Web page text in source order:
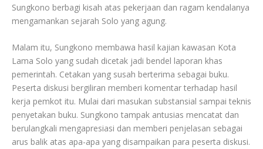
Sungkono berbagi kisah atas pekerjaan dan ragam kendalanya
mengamankan sejarah Solo yang agung.
Malam itu, Sungkono membawa hasil kajian kawasan Kota
Lama Solo yang sudah dicetak jadi bendel laporan khas
pemerintah. Cetakan yang susah berterima sebagai buku.
Peserta diskusi bergiliran memberi komentar terhadap hasil
kerja pemkot itu. Mulai dari masukan substansial sampai teknis
penyetakan buku. Sungkono tampak antusias mencatat dan
berulangkali mengapresiasi dan memberi penjelasan sebagai
arus balik atas apa-apa yang disampaikan para peserta diskusi.